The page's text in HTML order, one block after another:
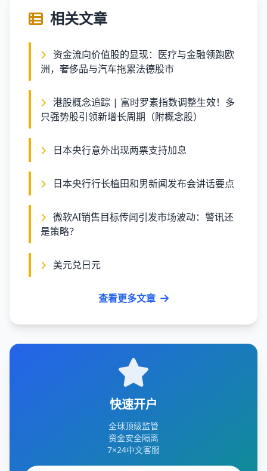
相关文章
洲，奢侈品与汽车拖累法德股市
只强势股引领新增长周期（附概念股）
日本央行意外出现两票支持加息
日本央行行长植田和男新闻发布会讲话要点
是策略？
美元兑日元
查看更多文章
快速开户
全球顶级监管
资金安全隔离
7×24中文客服